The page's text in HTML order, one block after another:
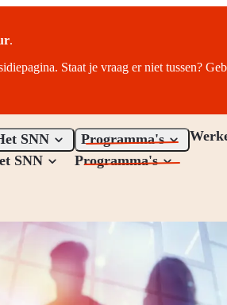
.
Staat je vraag er niet tussen?
SNN
SNN
Programma's
Programma's